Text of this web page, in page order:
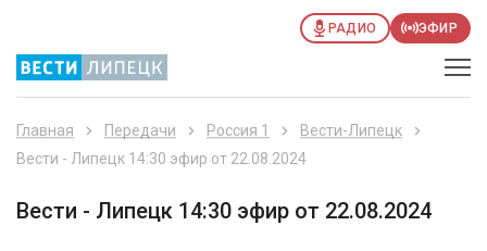
РАДИО ЭФИР
Главная Передачи Россия 1
Вести-Липецк
Вести - Липецк 14:30 эфир от 22.08.2024
Вести - Липецк 14:30 эфир от 22.08.2024